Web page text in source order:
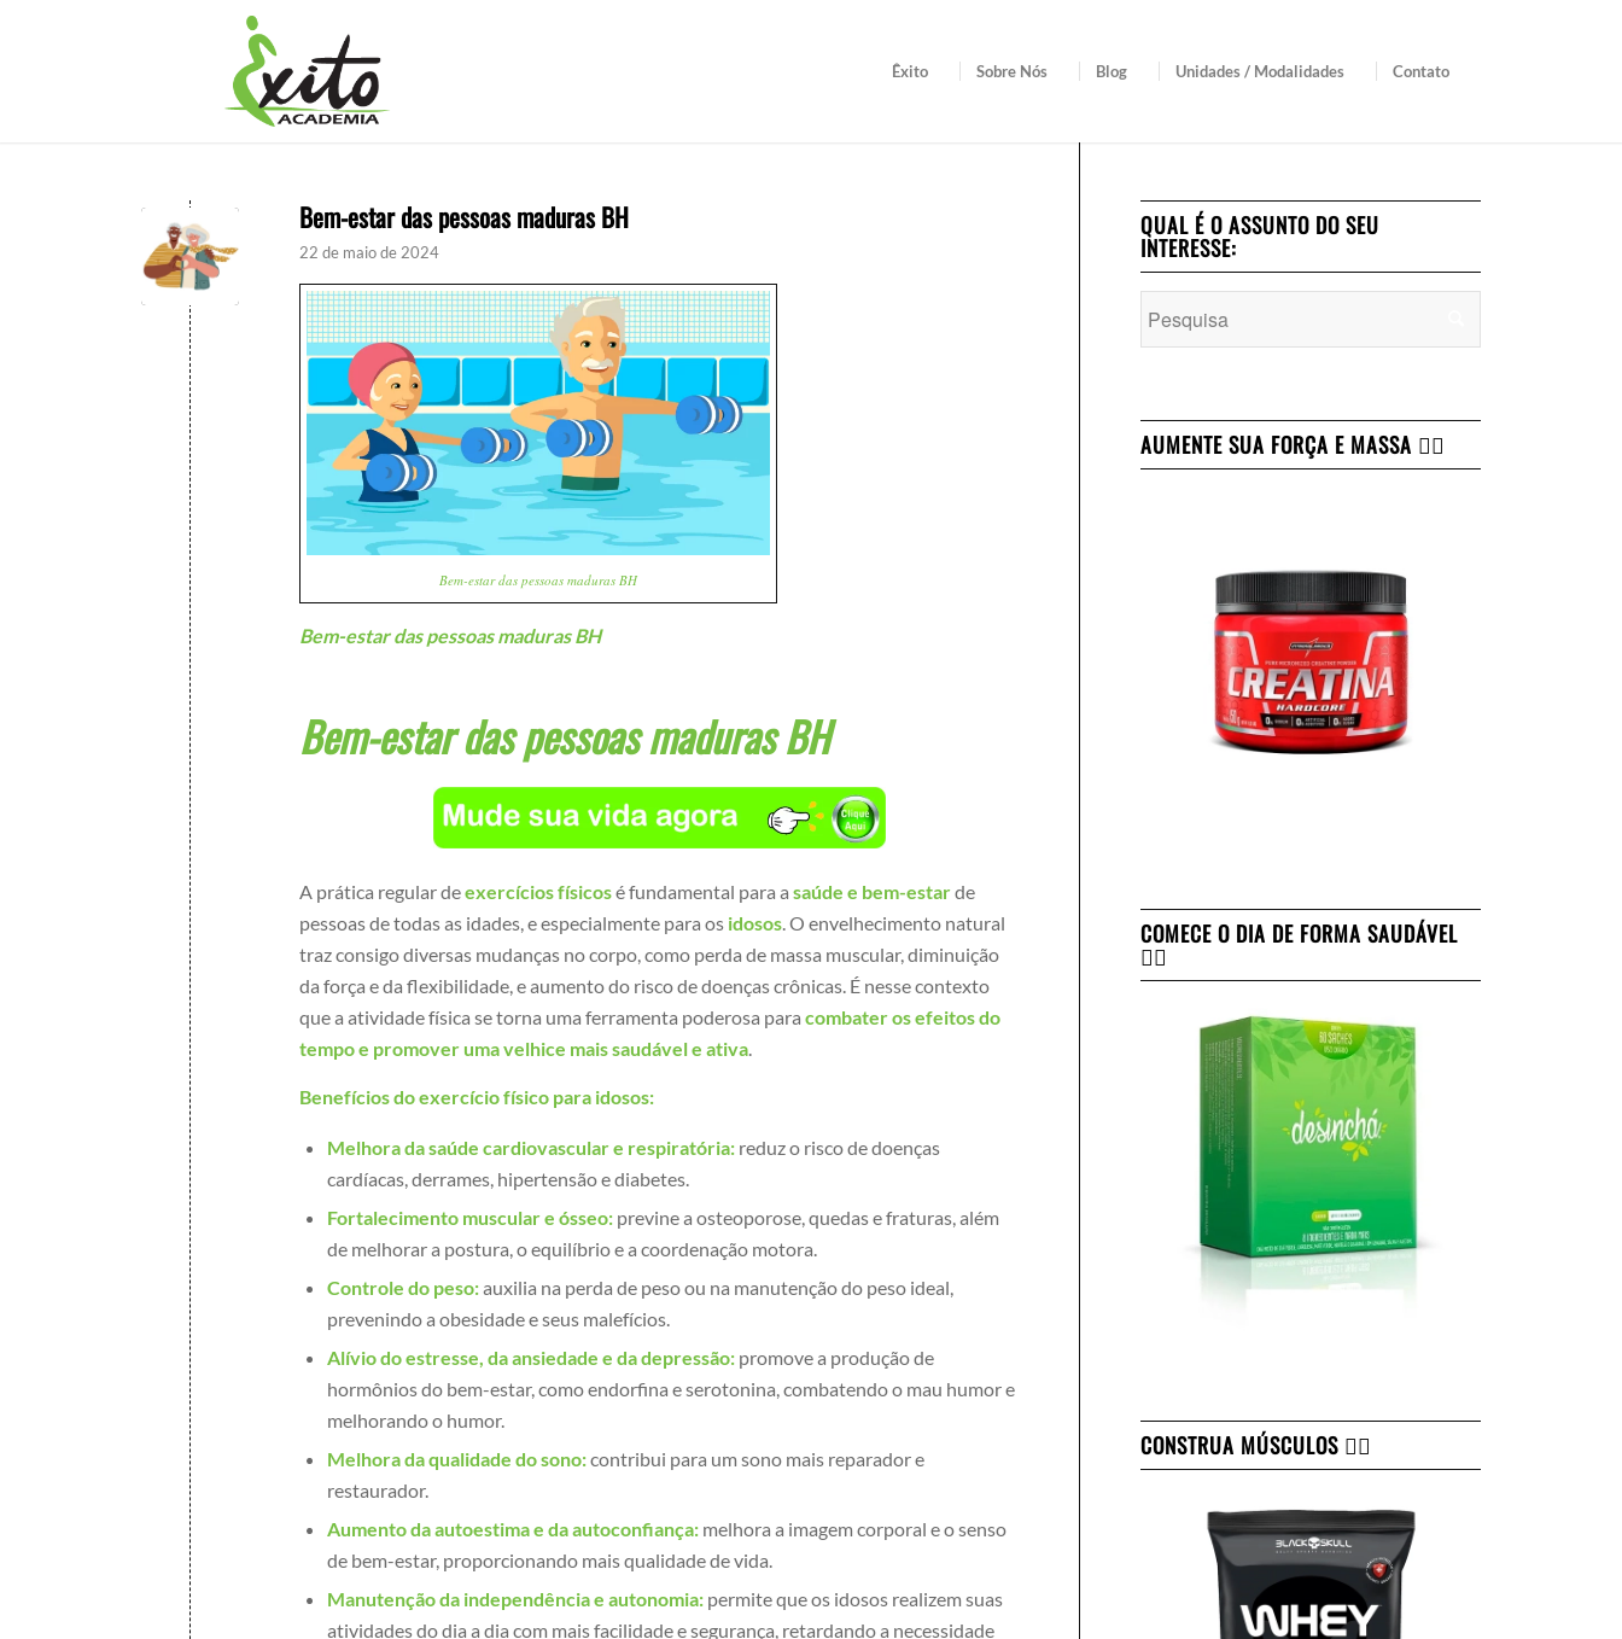
Êxito Sobre Nós Blog Unidades / Modalidades Contato
Bem-estar das pessoas maduras BH
22 de maio de 2024
Bem-estar das pessoas maduras BH
Bem-estar das pessoas maduras BH
Bem-estar das pessoas maduras BH
A prática regular deexercícios físicosé fundamental para asaúde e bem-estarde
pessoas de todas as idades, e especialmente para os idosos. O envelhecimento natural
traz consigo diversas mudanças no corpo, como perda de massa muscular, diminuição
da força e da flexibilidade, e aumento do risco de doenças crônicas. É nesse contexto
que a atividade física se torna uma ferramenta poderosa paracombater os efeitos do
tempo e promover uma velhice mais saudável e ativa.
Benefícios do exercício físico para idosos:
Melhora da saúde cardiovascular e respiratória: reduz o risco de doenças
cardíacas, derrames, hipertensão e diabetes.
Fortalecimento muscular e ósseo: previne a osteoporose, quedas e fraturas, além
de melhorar a postura, o equilíbrio e a coordenação motora.
Controle do peso:auxilia na perda de peso ou na manutenção do peso ideal,
prevenindo a obesidade e seus malefícios.
Alívio do estresse, da ansiedade e da depressão: promove a produção de
hormônios do bem-estar, como endorfina e serotonina, combatendo o mau humor e
melhorando o humor.
Melhora da qualidade do sono:contribui para um sono mais reparador e
restaurador.
Aumento da autoestima e da autoconfiança: melhora a imagem corporal e o senso
de bem-estar, proporcionando mais qualidade de vida.
Manutenção da independência e autonomia: permite que os idosos realizem suas
atividades do dia a dia com mais facilidade e segurança, retardando a necessidade
QUAL É O ASSUNTO DO SEU
INTERESSE:
AUMENTE SUA FORÇA E MASSA 👇🏻
COMECE O DIA DE FORMA SAUDÁVEL
👇🏻
CONSTRUA MÚSCULOS 👇🏻